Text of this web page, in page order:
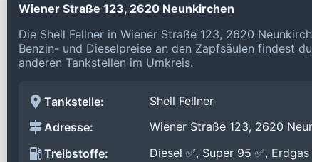
Wiener Straße 123, 2620 Neunkirchen
Die Shell Fellner in Wiener Straße 123, 2620
Benzin- und Dieselpreise an den Zapfsäulen findest
anderen Tankstellen im Umkreis.
Tankstelle:
Shell Fellner
Adresse:
Wiener Straße 123, 2620
Treibstoffe:
Diesel ✅, Super 95 ✅, Erdgas